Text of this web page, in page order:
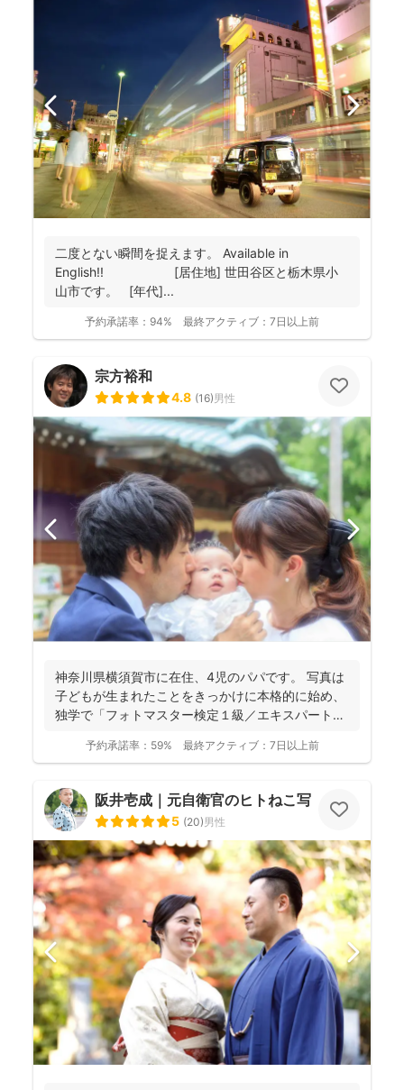
二度とない瞬間を捉えます。 Available in
English!! [居住地] 世田谷区と栃木県小
山市です。 [年代]...
予約承諾率： 94% 最終アクティブ： 7日以上前
宗方裕和
4.8 (16)男性
神奈川県横須賀市に在住、4児のパパです。 写真は
子どもが生まれたことをきっかけに本格的に始め、
独学で「フォトマスター検定１級／エキスパート」
予約承諾率： 59% 最終アクティブ： 7日以上前
阪井壱成｜元自衛官のヒトねこ写真家
5 (20)男性